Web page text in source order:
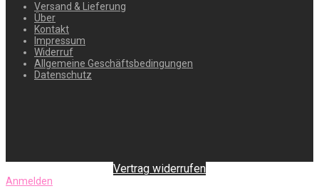
Versand & Lieferung
Über
Kontakt
Impressum
Widerruf
Allgemeine Geschäftsbedingungen
Datenschutz
Vertrag widerrufen
Anmelden